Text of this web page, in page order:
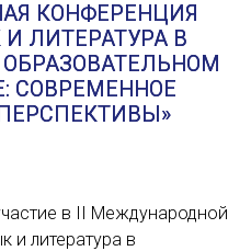
КОНФЕРЕНЦИЯ
ЛИТЕРАТУРА В
СОВРЕМЕННОЕ
в II Международной
и литература в